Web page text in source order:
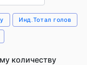
Инд.Тотал голов
количеству